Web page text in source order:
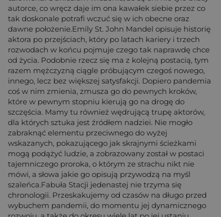
autorce, co wręcz daje im ona kawałek siebie przez co
tak doskonale potrafi wczuć się w ich obecne oraz
dawne położenie.Emily St. John Mandel opisuje historię
aktora po przejściach, który po latach kariery i trzech
rozwodach w końcu pojmuje czego tak naprawdę chce
od życia. Podobnie rzecz się ma z kolejną postacią, tym
razem mężczyzną ciągle próbującym czegoś nowego,
innego, lecz bez większej satysfakcji. Dopiero pandemia
coś w nim zmienia, zmusza go do pewnych kroków,
które w pewnym stopniu kierują go na drogę do
szczęścia. Mamy tu również wędrującą trupę aktorów,
dla których sztuka jest źródłem nadziei. Nie mogło
zabraknąć elementu przeciwnego do wyżej
wskazanych, pokazującego jak skrajnymi ścieżkami
mogą podążyć ludzie, a zobrazowany został w postaci
tajemniczego proroka, o którym ze strachu nikt nie
mówi, a słowa jakie go opisują przywodzą na myśl
szaleńca.Fabuła Stacji jedenastej nie trzyma się
chronologii. Przeskakujemy od czasów na długo przed
wybuchem pandemii, do momentu jej dynamicznego